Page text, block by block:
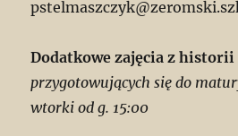
Dodatkowe zajęcia z historii
przygotowujących się do
wtorki od g. 15:00